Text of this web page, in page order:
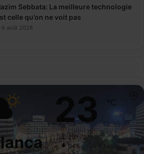
Sebbata: La meilleure technologie
celle qu’on ne voit pas
6 août 2026
23 ℃
29º - 23º
94%